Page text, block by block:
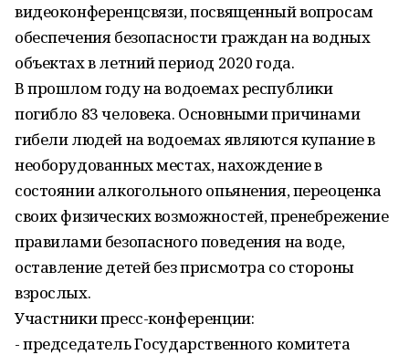
видеоконференцсвязи, посвященный вопросам
обеспечения безопасности граждан на водных
объектах в летний период 2020 года.
В прошлом году на водоемах республики
погибло 83 человека. Основными причинами
гибели людей на водоемах являются купание в
необорудованных местах, нахождение в
состоянии алкогольного опьянения, переоценка
своих физических возможностей, пренебрежение
правилами безопасного поведения на воде,
оставление детей без присмотра со стороны
взрослых.
Участники пресс-конференции:
- председатель Государственного комитета